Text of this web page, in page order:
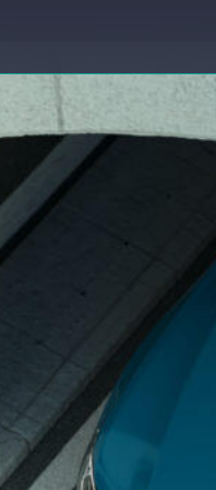
eléctricos